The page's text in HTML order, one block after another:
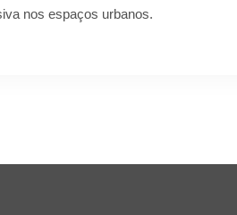
nos espaços urbanos.